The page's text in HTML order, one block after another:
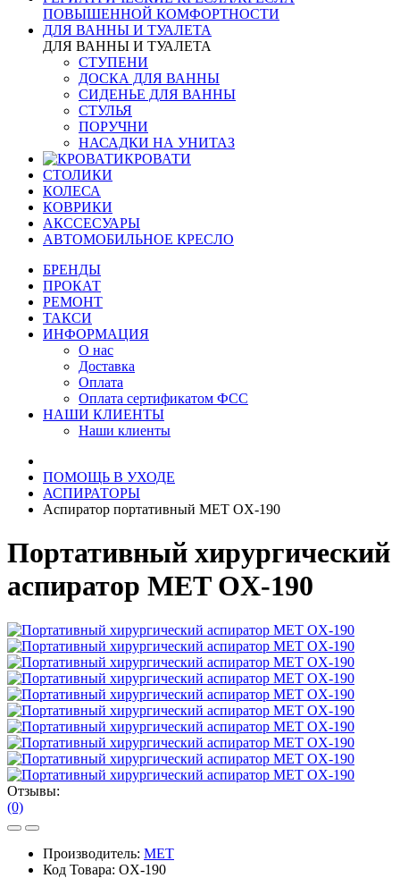
ПОВЫШЕННОЙ КОМФОРТНОСТИ
ДЛЯ ВАННЫ И ТУАЛЕТА
ДЛЯ ВАННЫ И ТУАЛЕТА
СТУПЕНИ
ДОСКА ДЛЯ ВАННЫ
СИДЕНЬЕ ДЛЯ ВАННЫ
СТУЛЬЯ
ПОРУЧНИ
НАСАДКИ НА УНИТАЗ
КРОВАТИ
СТОЛИКИ
КОЛЕСА
КОВРИКИ
АКССЕСУАРЫ
АВТОМОБИЛЬНОЕ КРЕСЛО
БРЕНДЫ
ПРОКАТ
РЕМОНТ
ТАКСИ
ИНФОРМАЦИЯ
О нас
Доставка
Оплата
Оплата сертификатом ФСС
НАШИ КЛИЕНТЫ
Наши клиенты
ПОМОЩЬ В УХОДЕ
АСПИРАТОРЫ
Аспиратор портативный MET OX-190
Портативный хирургический
аспиратор MET OX-190
Отзывы:
(0)
Производитель: MET
Код Товара: OX-190